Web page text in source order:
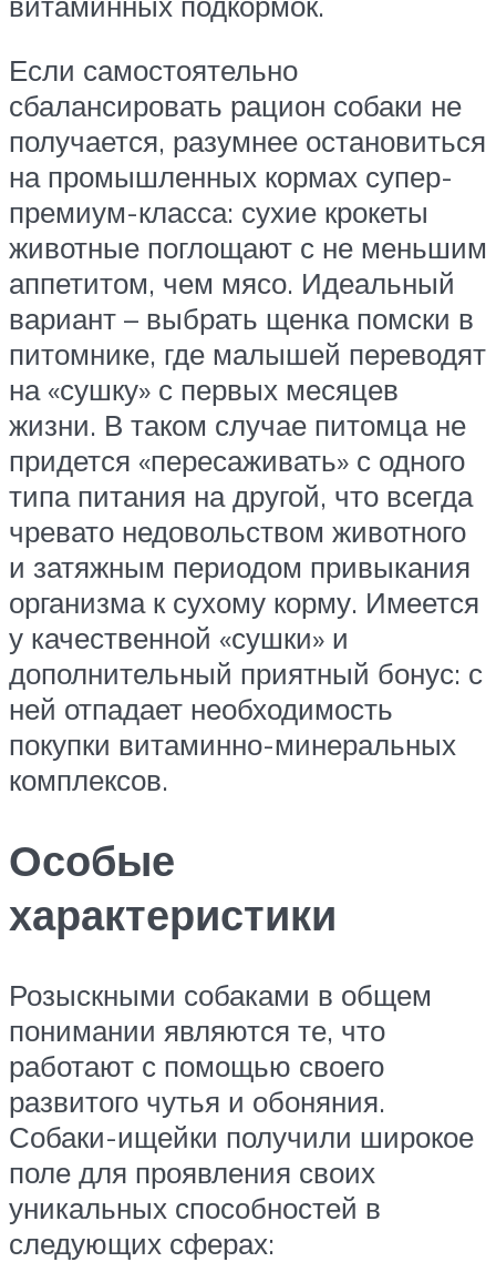
Если самостоятельно
сбалансировать рацион собаки не
получается, разумнее остановиться
на промышленных кормах супер-
премиум-класса: сухие крокеты
животные поглощают с не меньшим
аппетитом, чем мясо. Идеальный
вариант – выбрать щенка помски в
питомнике, где малышей переводят
на «сушку» с первых месяцев
жизни. В таком случае питомца не
придется «пересаживать» с одного
типа питания на другой, что всегда
чревато недовольством животного
и затяжным периодом привыкания
организма к сухому корму. Имеется
у качественной «сушки» и
дополнительный приятный бонус: с
ней отпадает необходимость
покупки витаминно-минеральных
комплексов.
Особые
характеристики
Розыскными собаками в общем
понимании являются те, что
работают с помощью своего
развитого чутья и обоняния.
Собаки-ищейки получили широкое
поле для проявления своих
уникальных способностей в
следующих сферах: